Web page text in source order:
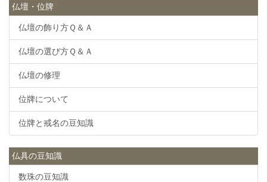
仏壇・位牌
仏壇の飾り方Ｑ＆Ａ
仏壇の選び方Ｑ＆Ａ
仏壇の修理
位牌について
位牌と戒名の豆知識
仏具の豆知識
数珠の豆知識